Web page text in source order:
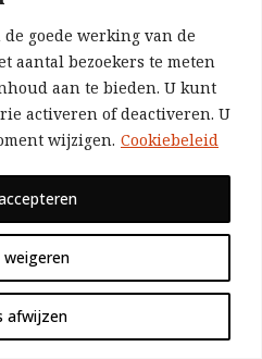
goede werking van de
aantal bezoekers te meten
aan te bieden. U kunt
activeren of deactiveren. U
wijzigen. Cookiebeleid
weigeren
afwijzen
over de
en zijn productie.
der waren, die alle
in het
bevat, was
het tovermiddel, dat
in elk
en gewenst ding
Wie het had,
de wereld van de
en wie had het
koopman. In zijn